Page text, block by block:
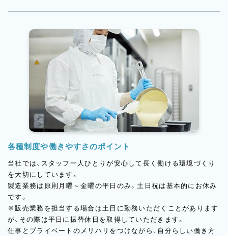
各種制度や働きやすさのポイント
当社では、スタッフ一人ひとりが安心して長く働ける環境づくり
を大切にしています。
製造業務は原則月曜～金曜の平日のみ。土日祝は基本的にお休み
です。
※販売業務を担当する場合は土日に勤務いただくことがあります
が、その際は平日に振替休日を取得していただきます。
仕事とプライベートのメリハリをつけながら、自分らしい働き方